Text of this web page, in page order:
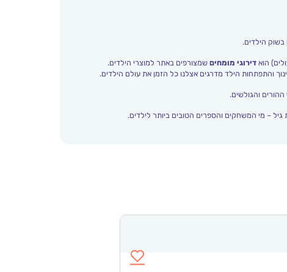
בשוק הילדים.
הוא דירוגי מומחיםשמצורפים באתר למוצרי הילדים.
ההורים והגולשים.
– מי המשחקים והספרים הטובים ביותר לילדים.